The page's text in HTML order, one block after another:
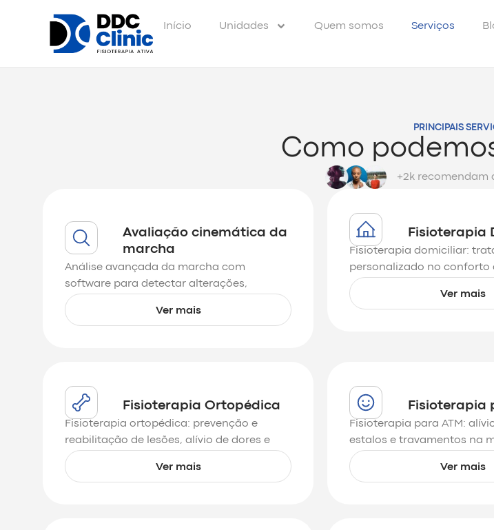
Início Unidades Quem somos Serviços
PRINCIPAIS
Como
+2k recomendam
Avaliação cinemática da
marcha
Análise avançada da marcha com
software para detectar alterações,
planejar tratamentos e melhorar a
mobilidade.
Ver mais
Fisioterapia
Fisioterapia domiciliar:
personalizado no conforto
promovendo saúde, bem-
de vida.
Ver mais
Fisioterapia Ortopédica
Fisioterapia ortopédica: prevenção e
reabilitação de lesões, alívio de dores e
recuperação funcional com tratamento
personalizado.
Ver mais
Fisioterapia
Fisioterapia para ATM:
estalos e travamentos na
tratamento personalizado
Ver mais